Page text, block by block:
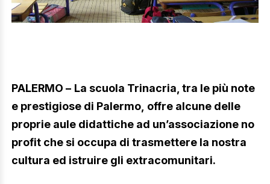
PALERMO – La scuola Trinacria, tra le più note
e prestigiose di Palermo, offre alcune delle
proprie aule didattiche ad un’associazione no
profit che si occupa di trasmettere la nostra
cultura ed istruire gli extracomunitari.